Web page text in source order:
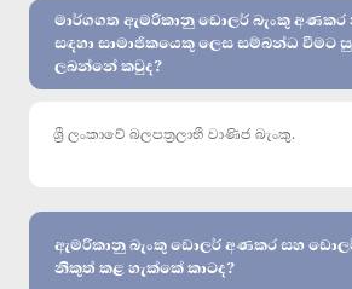
මාර්ගගත ඇමරිකානු ඩොලර් බැංකු
සඳහා සාමාජිකයෙකු ලෙස සම්බන්ධ වීමට
ලබන්නේ කවුද?
ශ්‍රී ලංකාවේ බලපත්‍රලාභී වාණිජ බැංකු.
ඇමරිකානු බැංකු ඩොලර් අණකර සහ
නිකුත් කළ හැක්කේ කාටද?